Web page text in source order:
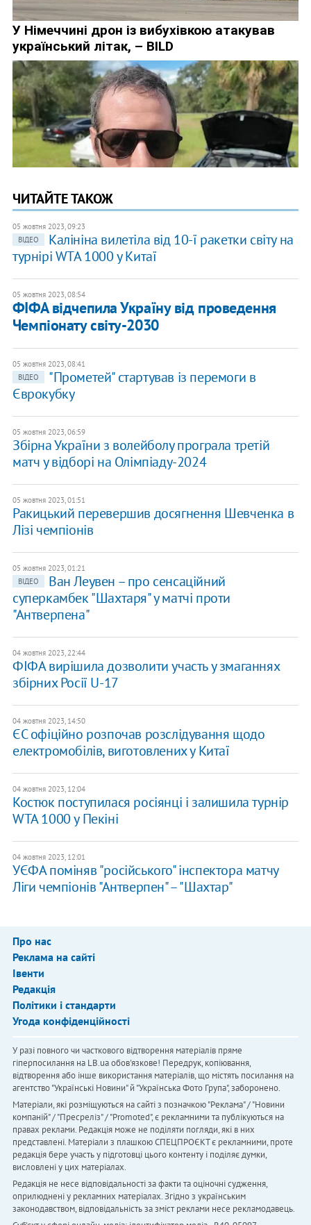
ЧИТАЙТЕ ТАКОЖ
05 жовтня 2023, 09:23
ВІДЕО
Калініна вилетіла від 10-ї ракетки світу на
турнірі WTA 1000 у Китаї
05 жовтня 2023, 08:54
ФІФА відчепила Україну від проведення
Чемпіонату світу-2030
05 жовтня 2023, 08:41
ВІДЕО
"Прометей" стартував із перемоги в
Єврокубку
05 жовтня 2023, 06:59
Збірна України з волейболу програла третій
матч у відборі на Олімпіаду-2024
05 жовтня 2023, 01:51
Ракицький перевершив досягнення Шевченка в
Лізі чемпіонів
05 жовтня 2023, 01:21
ВІДЕО
Ван Леувен – про сенсаційний
суперкамбек "Шахтаря" у матчі проти
"Антверпена"
04 жовтня 2023, 22:44
ФІФА вирішила дозволити участь у змаганнях
збірних Росії U-17
04 жовтня 2023, 14:50
ЄС офіційно розпочав розслідування щодо
електромобілів, виготовлених у Китаї
04 жовтня 2023, 12:04
Костюк поступилася росіянці і залишила турнір
WTA 1000 у Пекіні
04 жовтня 2023, 12:01
УЄФА поміняв "російського" інспектора матчу
Ліги чемпіонів "Антверпен" – "Шахтар"
Про нас
Реклама на сайті
Івенти
Редакція
Політики і стандарти
Угода конфіденційності
У разі повного чи часткового відтворення матеріалів пряме
гіперпосилання на LB.ua обов'язкове! Передрук, копіювання,
відтворення або інше використання матеріалів, що містять посилання на
агентство "Українськi Новини" й "Українська Фото Група", заборонено.
Матеріали, які розміщуються на сайті з позначкою "Реклама" / "Новини
компаній" / "Пресреліз" / "Promoted", є рекламними та публікуються на
правах реклами. Редакція може не поділяти погляди, які в них
представлені. Матеріали з плашкою СПЕЦПРОЄКТ є рекламними, проте
редакція бере участь у підготовці цього контенту і поділяє думки,
висловлені у цих матеріалах.
Редакція не несе відповідальності за факти та оціночні судження,
оприлюднені у рекламних матеріалах. Згідно з українським
законодавством, відповідальність за зміст реклами несе рекламодавець.